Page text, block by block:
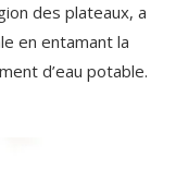
des plateaux, a
en entamant la
d’eau potable.